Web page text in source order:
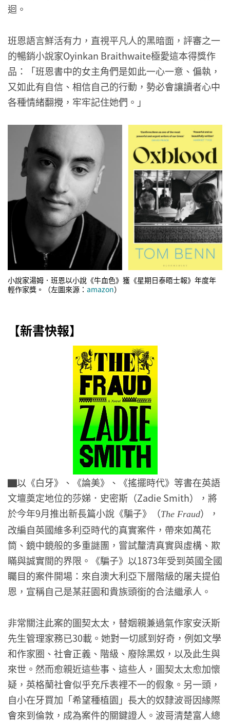
迴。
班恩語言鮮活有力，直視平凡人的黑暗面，評審之一
的暢銷小說家Oyinkan Braithwaite極愛這本得獎作
品：「班恩書中的女主角們是如此一心一意、偏執，
又如此有自信、相信自己的行動，勢必會讓讀者心中
各種情緒翻攪，牢牢記住她們。」
小說家湯姆．班恩以小說《牛血色》獲《星期日泰晤士報》年度年
輕作家獎。（左圖來源： amazon）
【新書快報】
▇以《白牙》、《論美》、《搖擺時代》等書在英語
文壇奠定地位的莎娣．史密斯（Zadie Smith），將
於今年9月推出新長篇小說《騙子》（The Fraud），
改編自英國維多利亞時代的真實案件，帶來如萬花
筒、鏡中鏡般的多重謎團，嘗試釐清真實與虛構、欺
瞞與誠實間的界限。《騙子》以1873年受到英國全國
矚目的案件開場：來自澳大利亞下層階級的屠夫提伯
恩，宣稱自己是某莊園和貴族頭銜的合法繼承人。
非常關注此案的圖契太太，替姻親兼過氣作家安沃斯
先生管理家務已30載。她對一切感到好奇，例如文學
和作家圈、社會正義、階級、廢除黑奴，以及此生與
來世。然而愈親近這些事、這些人，圖契太太愈加懷
疑，英格蘭社會似乎充斥表裡不一的假象。另一頭，
自小在牙買加「希望種植園」長大的奴隸波哥因緣際
會來到倫敦，成為案件的關鍵證人。波哥清楚富人總